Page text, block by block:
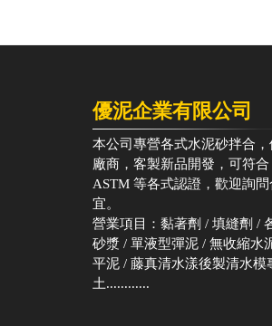
優泥企業有限公司
本公司專營各式水泥砂拌合，
廠商，客製新品開發，可符合
ASTM 等各式認證，歡迎詢
宜。
營業項目：黏著劑 / 填縫劑 /
砂漿 / 單液型彈泥 / 無收縮水
平泥 / 藤真清水漾後製清水模
土............